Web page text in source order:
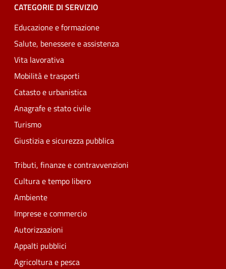
CATEGORIE DI SERVIZIO
Educazione e formazione
Salute, benessere e assistenza
Vita lavorativa
Mobilità e trasporti
Catasto e urbanistica
Anagrafe e stato civile
Turismo
Giustizia e sicurezza pubblica
Tributi, finanze e contravvenzioni
Cultura e tempo libero
Ambiente
Imprese e commercio
Autorizzazioni
Appalti pubblici
Agricoltura e pesca